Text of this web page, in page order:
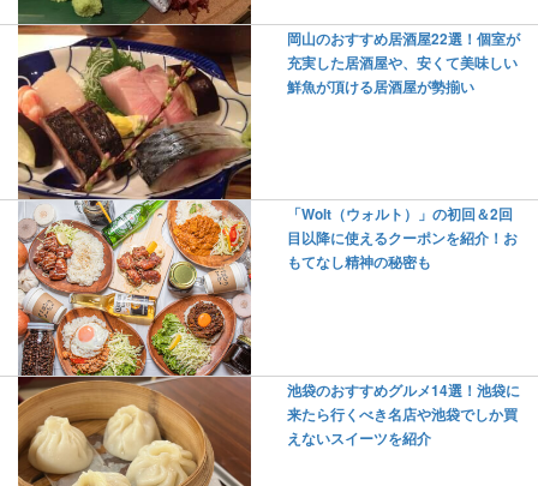
岡山のおすすめ居酒屋22選！個室が
充実した居酒屋や、安くて美味しい
鮮魚が頂ける居酒屋が勢揃い
「Wolt（ウォルト）」の初回＆2回
目以降に使えるクーポンを紹介！お
もてなし精神の秘密も
池袋のおすすめグルメ14選！池袋に
来たら行くべき名店や池袋でしか買
えないスイーツを紹介